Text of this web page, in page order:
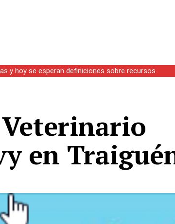
hoy se esperan definiciones sobre recursos
en